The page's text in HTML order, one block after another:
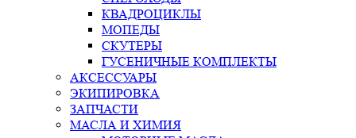
КВАДРОЦИКЛЫ
МОПЕДЫ
СКУТЕРЫ
ГУСЕНИЧНЫЕ КОМПЛЕКТЫ
АКСЕССУАРЫ
ЭКИПИРОВКА
ЗАПЧАСТИ
МАСЛА И ХИМИЯ